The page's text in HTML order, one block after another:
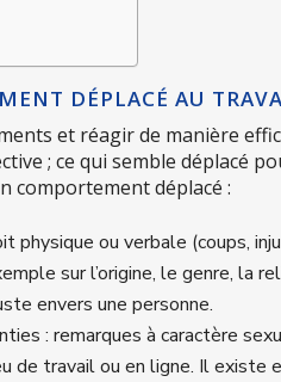
DÉPLACÉ AU
et réagir de manière
; ce qui semble déplacé
comportement déplacé :
physique ou verbale (coups,
sur l’origine, le genre, la
envers une personne.
: remarques à caractère
de travail ou en ligne. Il existe